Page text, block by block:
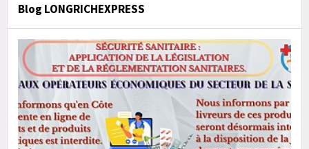
Blog LONGRICHEXPRESS